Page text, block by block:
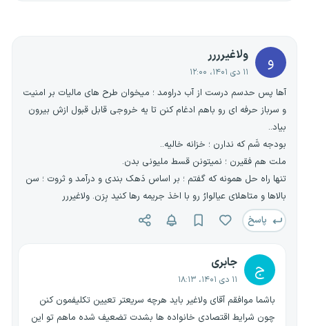
و ولاغیرررر
۱۱ دی ۱۴۰۱، ۱۲:۰۰
آها پس حدسم درست از آب دراومد ؛ میخوان طرح های مالیات بر امنیت
و سرباز حرفه ای رو باهم ادغام کنن تا یه خروجی قابل قبول ازش بیرون
بیاد..
بودجه شَم که ندارن ؛ خزانه خالیه..
ملت هم فقیرن ؛ نمیتونن قسط ملیونی بدن.
تنها راه حل همونه که گفتم ؛ بر اساس دَهک بندی و درآمد و ثروت ؛ سن
بالاها و متاهلای عیالوارُ رو با اخذ جریمه رها کنید بِرَن. ولاغیررر
پاسخ
ج جابری
۱۱ دی ۱۴۰۱، ۱۸:۱۳
باشما موافقم آقای ولاغیر باید هرچه سریعتر تعیین تکلیفمون کنن
چون شرایط اقتصادی خانواده ها بشدت تضعیف شده ماهم تو این